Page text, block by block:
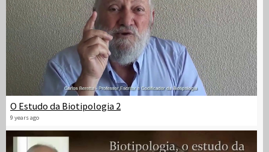
O Estudo da Biotipologia 2
9 years ago